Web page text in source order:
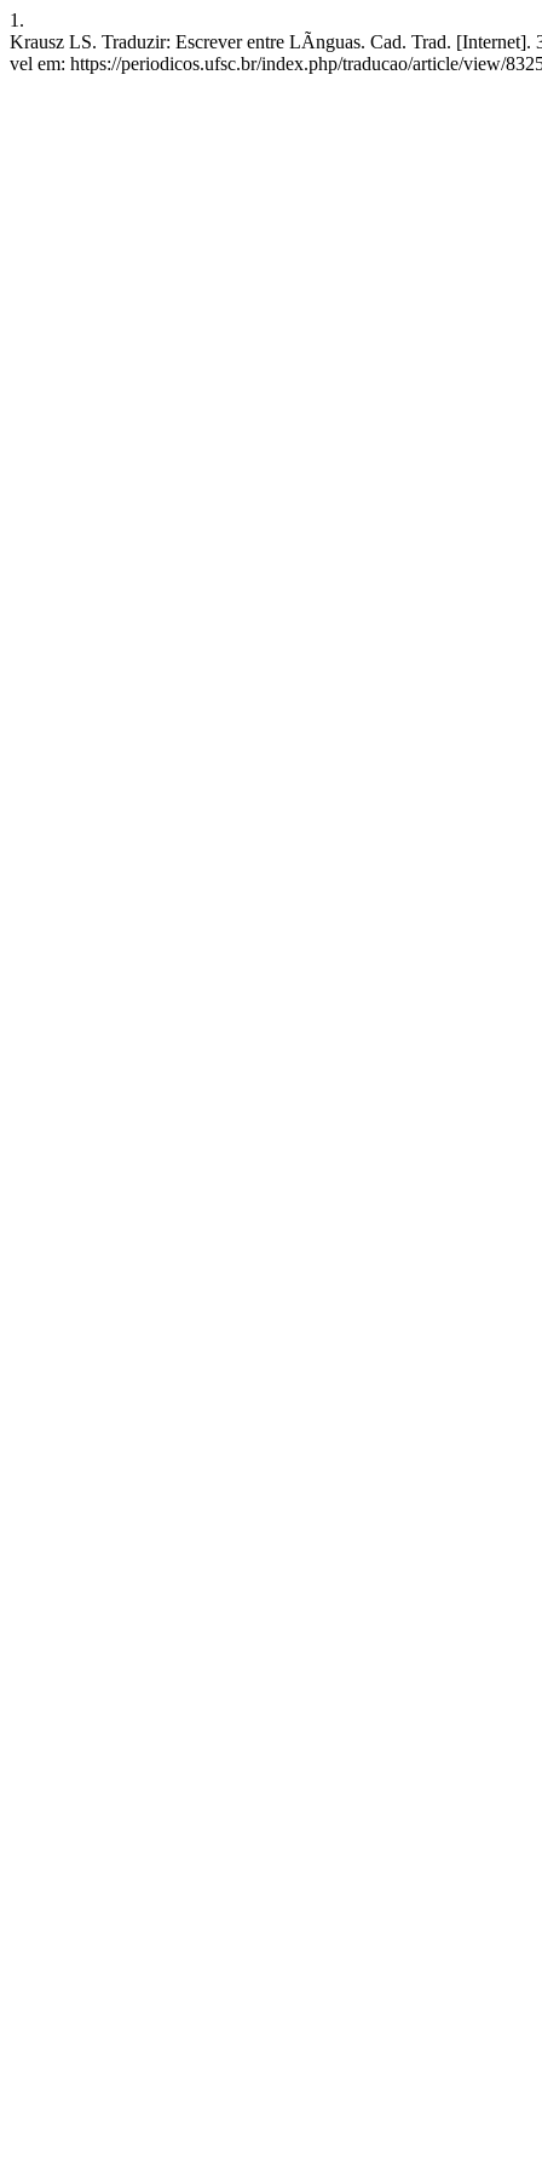
1.
Krausz LS. Traduzir: Escrever entre LÃ­nguas. Cad. Trad.
vel em: https://periodicos.ufsc.br/index.php/traducao/article/view/